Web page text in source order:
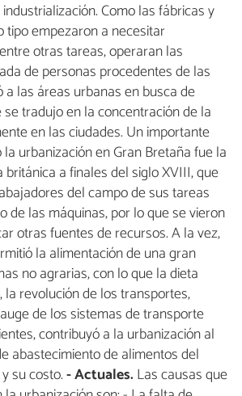
Como las fábricas y
tipo empezaron a necesitar
otras tareas, operaran las
de personas procedentes de las
las áreas urbanas en busca de
tradujo en la concentración de la
en las ciudades. Un importante
urbanización en Gran Bretaña fue la
a finales del siglo XVIII, que
del campo de sus tareas
de las máquinas, por lo que se vieron
otras fuentes de recursos. A la vez,
la alimentación de una gran
no agrarias, con lo que la dieta
la revolución de los transportes,
de los sistemas de transporte
contribuyó a la urbanización al
abastecimiento de alimentos del
su costo.- Actuales.Las causas que